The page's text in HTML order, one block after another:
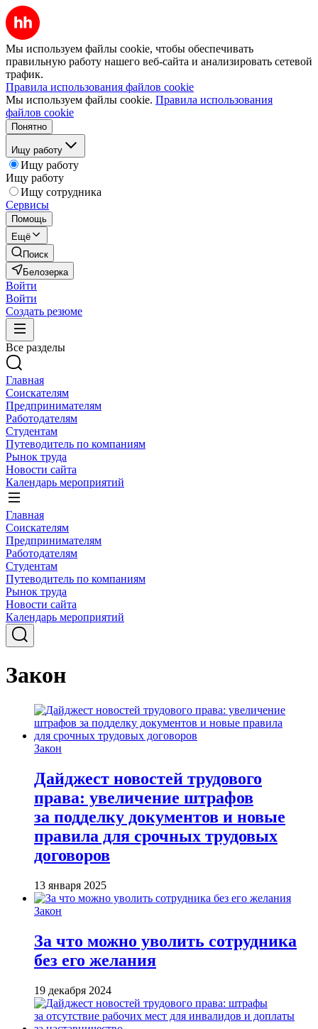
Мы используем файлы cookie, чтобы обеспечивать
правильную работу нашего веб-сайта и анализировать сетевой
трафик.
Правила использования файлов cookie
Мы используем файлы cookie. Правила использования
файлов cookie
Понятно
Ищу работу
Ищу работу
Ищу работу
Ищу сотрудника
Сервисы
Помощь
Ещё
Поиск
Белозерка
Войти
Войти
Создать резюме
Все разделы
Главная
Соискателям
Предпринимателям
Работодателям
Студентам
Путеводитель по компаниям
Рынок труда
Новости сайта
Календарь мероприятий
Главная
Соискателям
Предпринимателям
Работодателям
Студентам
Путеводитель по компаниям
Рынок труда
Новости сайта
Календарь мероприятий
Закон
Закон
Дайджест новостей трудового
права: увеличение штрафов
за подделку документов и новые
правила для срочных трудовых
договоров
13 января 2025
Закон
За что можно уволить сотрудника
без его желания
19 декабря 2024